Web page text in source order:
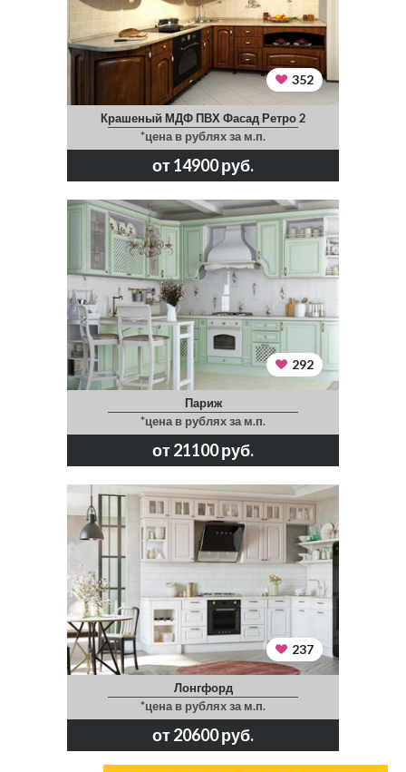
352
Крашеный МДФ ПВХ Фасад Ретро 2
*цена в рублях за м.п.
от 14900 руб.
292
Париж
*цена в рублях за м.п.
от 21100 руб.
237
Лонгфорд
*цена в рублях за м.п.
от 20600 руб.